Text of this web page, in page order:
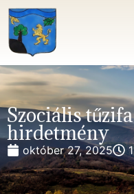
Szociális
hirdetmény
október 27, 2025